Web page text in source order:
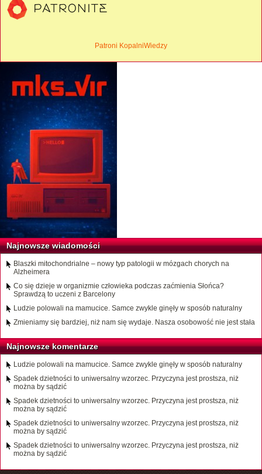
Patroni KopalniWiedzy
Najnowsze wiadomości
Blaszki mitochondrialne – nowy typ patologii w mózgach chorych na
Alzheimera
Co się dzieje w organizmie człowieka podczas zaćmienia Słońca?
Sprawdzą to uczeni z Barcelony
Ludzie polowali na mamucice. Samce zwykle ginęły w sposób naturalny
Zmieniamy się bardziej, niż nam się wydaje. Nasza osobowość nie jest stała
Najnowsze komentarze
Ludzie polowali na mamucice. Samce zwykle ginęły w sposób naturalny
Spadek dzietności to uniwersalny wzorzec. Przyczyna jest prostsza, niż
można by sądzić
Spadek dzietności to uniwersalny wzorzec. Przyczyna jest prostsza, niż
można by sądzić
Spadek dzietności to uniwersalny wzorzec. Przyczyna jest prostsza, niż
można by sądzić
Spadek dzietności to uniwersalny wzorzec. Przyczyna jest prostsza, niż
można by sądzić